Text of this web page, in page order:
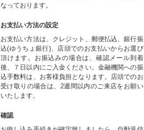
なっております。
お支払い方法の設定
お支払い方法は、クレジット、郵便払込、銀行振
込(ゆうちょ銀行)、店頭でのお支払いからお選び
頂けます。お振込みの場合は、確認メール到着
後、７日以内にご入金ください。金融機関への振
込手数料は、お客様負担となります。店頭でのお
受け取りの場合は、2週間以内のご来店をお願い
いたします。
確認